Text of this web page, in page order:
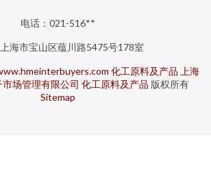
电话：021-516**
海市宝山区蕴川路5475号178室
化工原料及产品 上海
场管理有限公司 化工原料及产品 版权所有
Sitemap